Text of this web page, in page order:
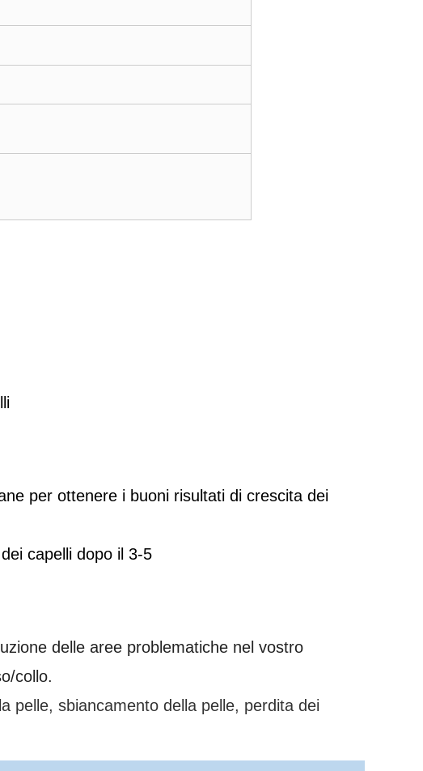
per ottenere i buoni risultati di crescita dei
capelli dopo il 3-5
delle aree problematiche nel vostro
collo.
pelle, sbiancamento della pelle, perdita dei